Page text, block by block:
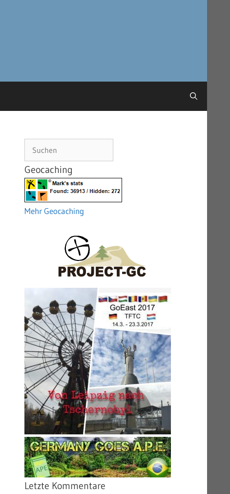
Geocaching
Mehr Geocaching
Letzte Kommentare